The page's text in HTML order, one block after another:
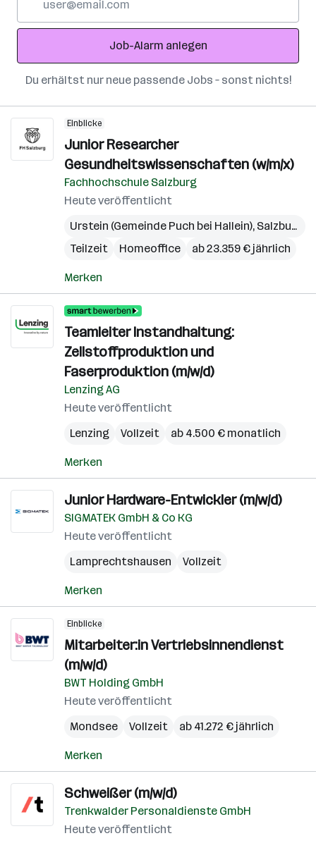
Adresse
Job-Alarm anlegen
Du erhältst nur neue passende Jobs – sonst nichts!
Einblicke
Junior Researcher
Gesundheitswissenschaften (w/m/x)
Fachhochschule Salzburg
Heute veröffentlicht
Urstein (Gemeinde Puch bei Hallein), Salzburg
Teilzeit
Homeoffice ab 23.359 € jährlich
Merken
Teamleiter Instandhaltung:
Zellstoffproduktion und
Faserproduktion (m/w/d)
Lenzing AG
Heute veröffentlicht
Lenzing
Vollzeit ab 4.500 € monatlich
Merken
Junior Hardware-Entwickler (m/w/d)
SIGMATEK GmbH & Co KG
Heute veröffentlicht
Lamprechtshausen
Vollzeit
Merken
Einblicke
Mitarbeiter:in Vertriebsinnendienst
(m/w/d)
BWT Holding GmbH
Heute veröffentlicht
Mondsee
Vollzeit ab 41.272 € jährlich
Merken
Schweißer (m/w/d)
Trenkwalder Personaldienste GmbH
Heute veröffentlicht